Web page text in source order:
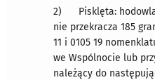
2) Pisklęta:
nie przekracza 185
11 i 0105 19
we Wspólnocie lub
należący do